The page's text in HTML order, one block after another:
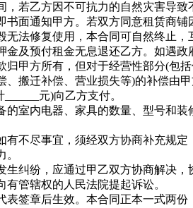
若乙方因不可抗力的自然灾害导致
书面通知甲方。若双方同意租赁商铺
无法修复使用，本合同可自然终止，
金及预付租金无息退还乙方。如遇政
归甲方所有，但对于经营性部分(包
、搬迁补偿、营业损失等)的补偿由
元)向乙方支付。
室内电器、家具的数量、型号和装
不尽事宜，须经双方协商补充规定
纠纷，应通过甲乙双方协商解决，
有管辖权的人民法院提起诉讼。
签章后生效。本合同正本一式两份